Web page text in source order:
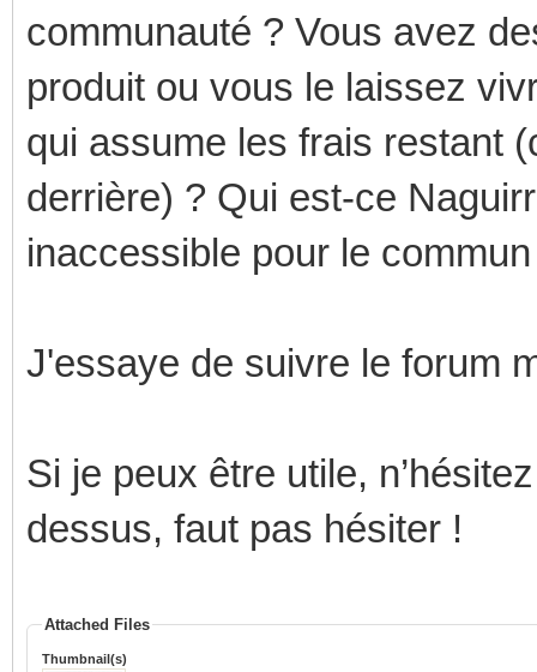
communauté ? Vous avez
produit ou vous le laissez
qui assume les frais restant
derrière) ? Qui est-ce
inaccessible pour le
J'essaye de suivre le forum
Si je peux être utile,
dessus, faut pas hésiter !
Attached Files
Thumbnail(s)